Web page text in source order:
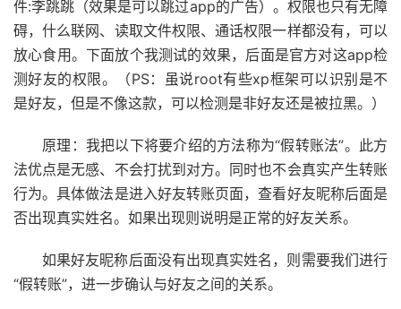
件:李跳跳（效果是可以跳过app的广告）。权限也只有无障
碍，什么联网、读取文件权限、通话权限一样都没有，可以
放心食用。下面放个我测试的效果，后面是官方对这app检
测好友的权限。（PS：虽说root有些xp框架可以识别是不
是好友，但是不像这款，可以检测是非好友还是被拉黑。）
原理：我把以下将要介绍的方法称为“假转账法”。此方
法优点是无感、不会打扰到对方。同时也不会真实产生转账
行为。具体做法是进入好友转账页面，查看好友昵称后面是
否出现真实姓名。如果出现则说明是正常的好友关系。
如果好友昵称后面没有出现真实姓名，则需要我们进行
“假转账”，进一步确认与好友之间的关系。